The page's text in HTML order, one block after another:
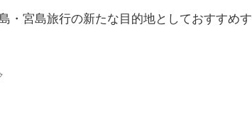
・宮島旅行の新たな目的地としておすすめす